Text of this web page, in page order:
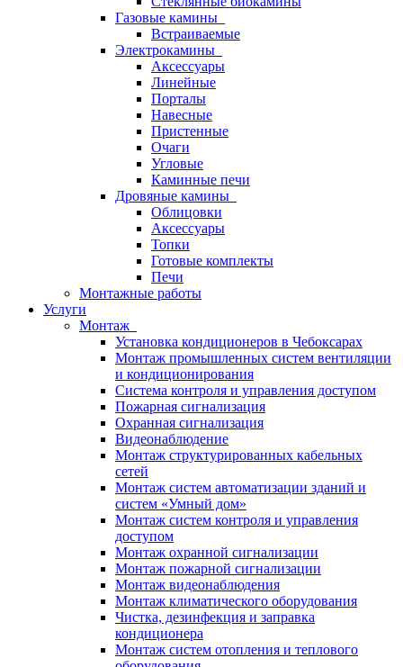
Газовые камины
Встраиваемые
Электрокамины
Аксессуары
Линейные
Порталы
Навесные
Пристенные
Очаги
Угловые
Каминные печи
Дровяные камины
Облицовки
Аксессуары
Топки
Готовые комплекты
Печи
Монтажные работы
Услуги
Монтаж
Установка кондиционеров в Чебоксарах
Монтаж промышленных систем вентиляции
и кондиционирования
Система контроля и управления доступом
Пожарная сигнализация
Охранная сигнализация
Видеонаблюдение
Монтаж структурированных кабельных
сетей
Монтаж систем автоматизации зданий и
систем «Умный дом»
Монтаж систем контроля и управления
доступом
Монтаж охранной сигнализации
Монтаж пожарной сигнализации
Монтаж видеонаблюдения
Монтаж климатического оборудования
Чистка, дезинфекция и заправка
кондиционера
Монтаж систем отопления и теплового